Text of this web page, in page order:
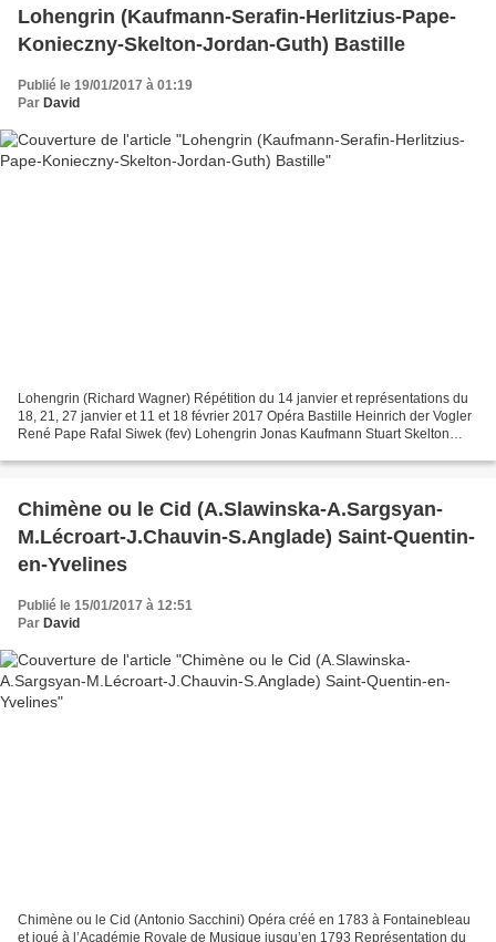
Lohengrin (Kaufmann-Serafin-Herlitzius-Pape-
Konieczny-Skelton-Jordan-Guth) Bastille
Publié le 19/01/2017 à 01:19
Par David
Lohengrin (Richard Wagner) Répétition du 14 janvier et représentations du
18, 21, 27 janvier et 11 et 18 février 2017 Opéra Bastille Heinrich der Vogler
René Pape Rafal Siwek (fev) Lohengrin Jonas Kaufmann Stuart Skelton
Chimène ou le Cid (A.Slawinska-A.Sargsyan-
M.Lécroart-J.Chauvin-S.Anglade) Saint-Quentin-
en-Yvelines
Publié le 15/01/2017 à 12:51
Par David
Chimène ou le Cid (Antonio Sacchini) Opéra créé en 1783 à Fontainebleau
et joué à l’Académie Royale de Musique jusqu’en 1793 Représentation du